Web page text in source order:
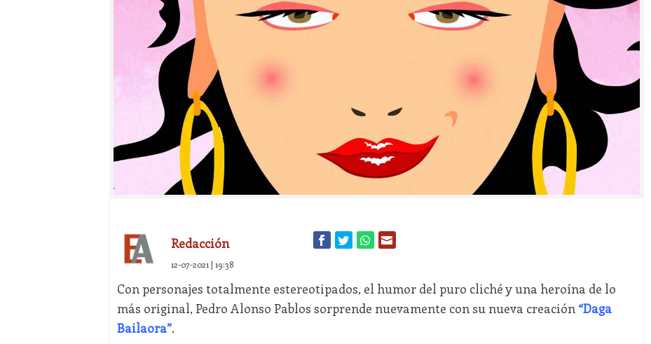
Redacción
12-07-2021 | 19:38
Con personajes totalmente estereotipados, el humor del puro cliché y una heroína de lo
más original, Pedro Alonso Pablos sorprende nuevamente con su nueva creación “Daga
Bailaora”.